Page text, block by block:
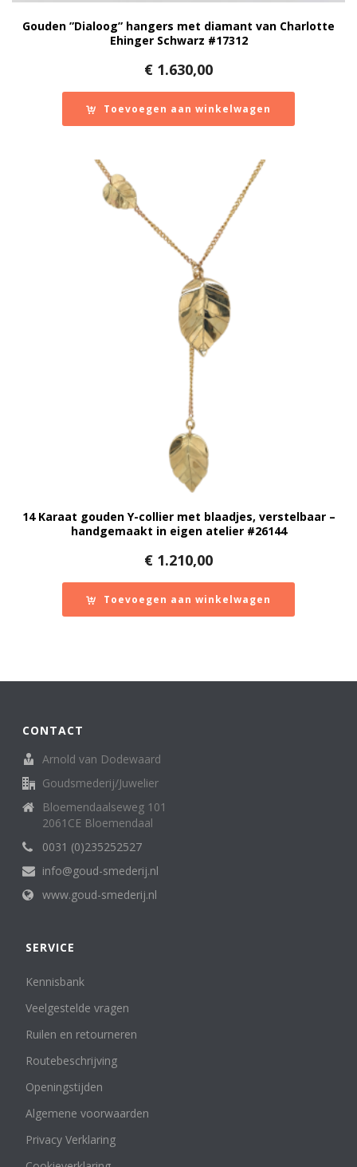
Gouden ”Dialoog” hangers met diamant van Charlotte
Ehinger Schwarz #17312
€ 1.630,00
Toevoegen aan winkelwagen
14 Karaat gouden Y-collier met blaadjes, verstelbaar –
handgemaakt in eigen atelier #26144
€ 1.210,00
Toevoegen aan winkelwagen
CONTACT
Arnold van Dodewaard
Goudsmederij/Juwelier
Bloemendaalseweg 101
2061CE Bloemendaal
0031 (0)235252527
info@goud-smederij.nl
www.goud-smederij.nl
SERVICE
Kennisbank
Veelgestelde vragen
Ruilen en retourneren
Routebeschrijving
Openingstijden
Algemene voorwaarden
Privacy Verklaring